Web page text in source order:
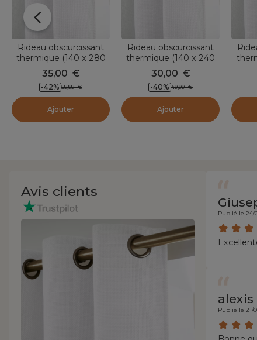
Rideau obscurcissant
thermique (140 x 280
cm) Alba Blanc perle
35,00 €
-42% 59,99 €
Ajouter
Rideau obscurcissant
thermique (140 x 240
cm) Alba Blanc perle
30,00 €
-40% 49,99 €
Ajouter
Avis clients
Publié le 24/
alexis
Publié le 21/